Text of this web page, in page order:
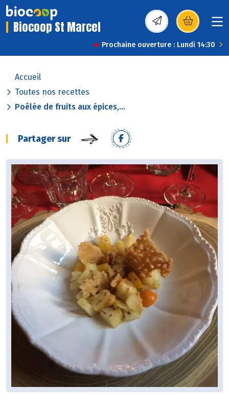
Biocoop St Marcel (s’ouvre dans une
Prochaine ouverture : Lundi 14:30
Accueil
Toutes nos recettes
Poêlée de fruits aux épices,...
Partager sur